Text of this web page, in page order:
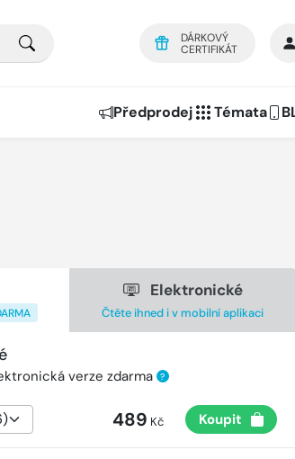
DÁRKOVÝ
CERTIFIKÁT
Předprodej Témata
Elektronické
Čtěte ihned i v mobilní aplikaci
verze zdarma ?
489 Kč Koupit